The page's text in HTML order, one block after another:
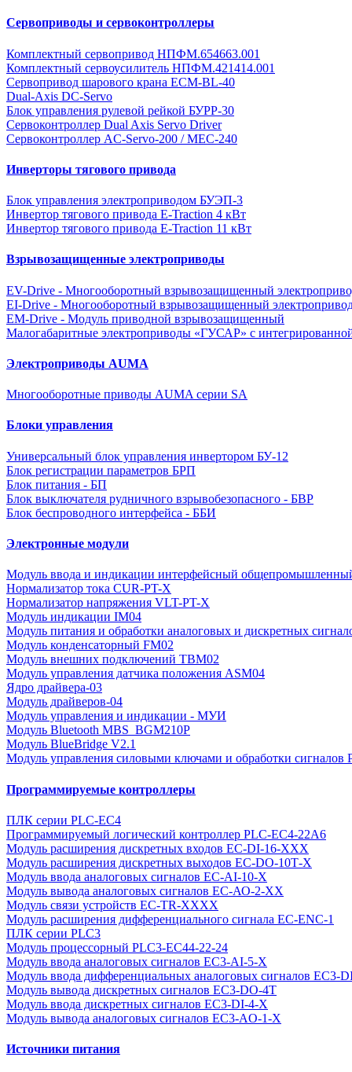
Сервоприводы и сервоконтроллеры
Комплектный сервопривод НПФМ.654663.001
Комплектный сервоусилитель НПФМ.421414.001
Сервопривод шарового крана ECM-BL-40
Dual-Axis DC-Servo
Блок управления рулевой рейкой БУРР-30
Сервоконтроллер Dual Axis Servo Driver
Сервоконтроллер AC-Servo-200 / MEC-240
Инверторы тягового привода
Блок управления электроприводом БУЭП-3
Инвертор тягового привода E-Traction 4 кВт
Инвертор тягового привода E-Traction 11 кВт
Взрывозащищенные электроприводы
EV-Drive - Многооборотный взрывозащищенный
EI-Drive - Многооборотный взрывозащищенный
EM-Drive - Модуль приводной взрывозащищенный
Малогабаритные электроприводы «ГУСАР» с
Электроприводы AUMA
Многооборотные приводы AUMA серии SA
Блоки управления
Универсальный блок управления инвертором БУ-12
Блок регистрации параметров БРП
Блок питания - БП
Блок выключателя рудничного взрывобезопасного - БВР
Блок беспроводного интерфейса - ББИ
Электронные модули
Модуль ввода и индикации интерфейсный
Нормализатор тока CUR-PT-X
Нормализатор напряжения VLT-PT-X
Модуль индикации IM04
Модуль питания и обработки аналоговых и дискретных
Модуль конденсаторный FM02
Модуль внешних подключений TBM02
Модуль управления датчика положения ASM04
Ядро драйвера-03
Модуль драйверов-04
Модуль управления и индикации - МУИ
Модуль Bluetooth MBS_BGM210P
Модуль BlueBridge V2.1
Модуль управления силовыми ключами и обработки сигналов
Программируемые контроллеры
ПЛК серии PLC-EC4
Программируемый логический контроллер PLC-EC4-22A6
Модуль расширения дискретных входов EC-DI-16-XХХ
Модуль расширения дискретных выходов EC-DО-10Т-X
Модуль ввода аналоговых сигналов EC-АI-10-X
Модуль вывода аналоговых сигналов EC-АО-2-ХХ
Модуль связи устройств EC-TR-XXXX
Модуль расширения дифференциального сигнала EC-ENC-1
ПЛК серии PLC3
Модуль процессорный PLC3-EC44-22-24
Модуль ввода аналоговых сигналов EC3-AI-5-X
Модуль ввода дифференциальных аналоговых сигналов EC3-
Модуль вывода дискретных сигналов EC3-DO-4T
Модуль ввода дискретных сигналов EC3-DI-4-Х
Модуль вывода аналоговых сигналов EC3-AO-1-X
Источники питания